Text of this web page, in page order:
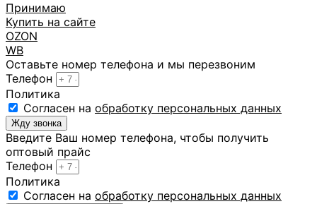
Принимаю
Купить на сайте
OZON
WB
Оставьте номер телефона и мы перезвоним
Телефон
Политика
Cогласен на обработку персональных данных
Жду звонка
Введите Ваш номер телефона, чтобы получить
оптовый прайс
Телефон
Политика
Cогласен на обработку персональных данных